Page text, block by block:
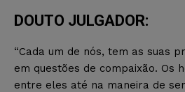
DOUTO JULGADOR:
“Cada um de nós, tem as suas
em questões de compaixão. Os
entre eles até na maneira de